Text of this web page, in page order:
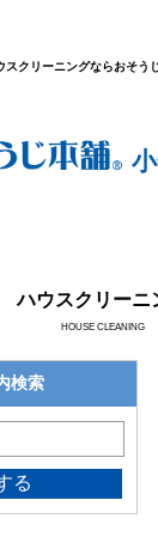
クリーニングならおそう
ハウスクリーニ
HOUSE CLEANING
検索